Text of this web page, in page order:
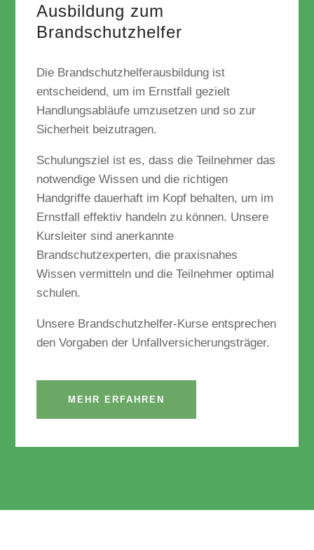
Ausbildung zum
Brandschutzhelfer
Die Brandschutzhelferausbildung ist
entscheidend, um im Ernstfall gezielt
Handlungsabläufe umzusetzen und so zur
Sicherheit beizutragen.
Schulungsziel ist es, dass die Teilnehmer das
notwendige Wissen und die richtigen
Handgriffe dauerhaft im Kopf behalten, um im
Ernstfall effektiv handeln zu können. Unsere
Kursleiter sind anerkannte
Brandschutzexperten, die praxisnahes
Wissen vermitteln und die Teilnehmer optimal
schulen.
Unsere Brandschutzhelfer-Kurse entsprechen
den Vorgaben der Unfallversicherungsträger.
MEHR ERFAHREN